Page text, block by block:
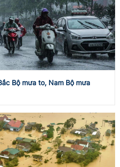
Bộ mưa to, Nam Bộ mưa